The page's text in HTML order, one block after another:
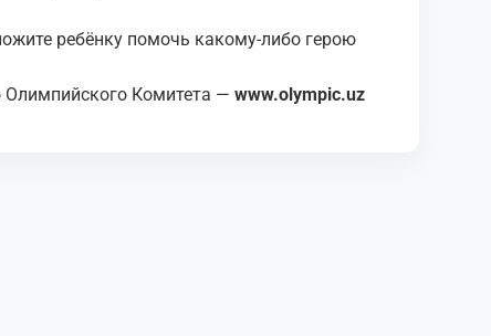
ребёнку помочь какому-либо герою
Комитета — www.olympic.uz